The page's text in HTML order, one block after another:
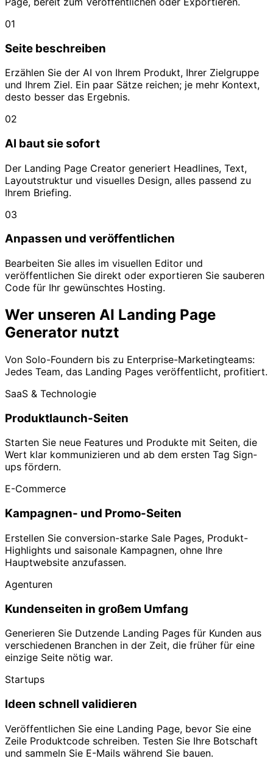
01
Seite beschreiben
Erzählen Sie der AI von Ihrem Produkt, Ihrer Zielgruppe
und Ihrem Ziel. Ein paar Sätze reichen; je mehr Kontext,
desto besser das Ergebnis.
02
AI baut sie sofort
Der Landing Page Creator generiert Headlines, Text,
Layoutstruktur und visuelles Design, alles passend zu
Ihrem Briefing.
03
Anpassen und veröffentlichen
Bearbeiten Sie alles im visuellen Editor und
veröffentlichen Sie direkt oder exportieren Sie sauberen
Code für Ihr gewünschtes Hosting.
Wer unseren AI Landing Page
Generator nutzt
Von Solo-Foundern bis zu Enterprise-Marketingteams:
Jedes Team, das Landing Pages veröffentlicht, profitiert.
SaaS & Technologie
Produktlaunch-Seiten
Starten Sie neue Features und Produkte mit Seiten, die
Wert klar kommunizieren und ab dem ersten Tag Sign-
ups fördern.
E-Commerce
Kampagnen- und Promo-Seiten
Erstellen Sie conversion-starke Sale Pages, Produkt-
Highlights und saisonale Kampagnen, ohne Ihre
Hauptwebsite anzufassen.
Agenturen
Kundenseiten in großem Umfang
Generieren Sie Dutzende Landing Pages für Kunden aus
verschiedenen Branchen in der Zeit, die früher für eine
einzige Seite nötig war.
Startups
Ideen schnell validieren
Veröffentlichen Sie eine Landing Page, bevor Sie eine
Zeile Produktcode schreiben. Testen Sie Ihre Botschaft
und sammeln Sie E-Mails während Sie bauen.